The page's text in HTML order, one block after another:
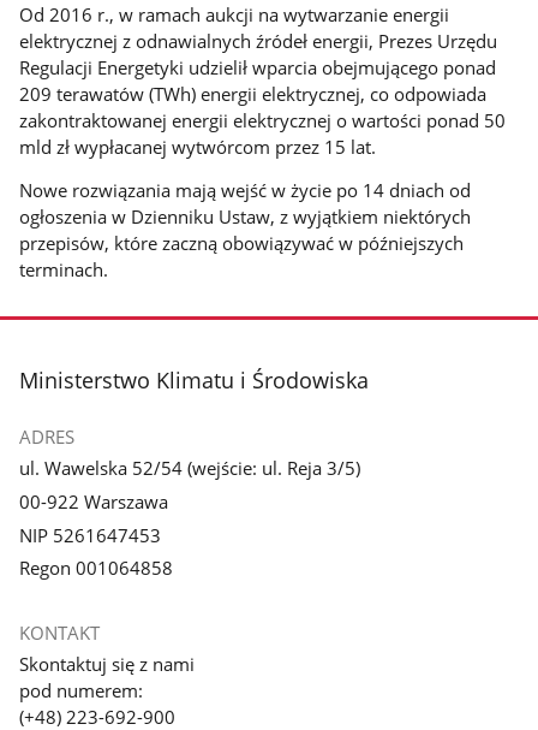
Od 2016 r., w ramach aukcji na wytwarzanie energii
elektrycznej z odnawialnych źródeł energii, Prezes Urzędu
Regulacji Energetyki udzielił wparcia obejmującego ponad
209 terawatów (TWh) energii elektrycznej, co odpowiada
zakontraktowanej energii elektrycznej o wartości ponad 50
mld zł wypłacanej wytwórcom przez 15 lat.
Nowe rozwiązania mają wejść w życie po 14 dniach od
ogłoszenia w Dzienniku Ustaw, z wyjątkiem niektórych
przepisów, które zaczną obowiązywać w późniejszych
terminach.
stopka
Ministerstwo Klimatu i Środowiska
ADRES
ul. Wawelska 52/54 (wejście: ul. Reja 3/5)
00-922 Warszawa
NIP 5261647453
Regon 001064858
KONTAKT
Skontaktuj się z nami
pod numerem:
(+48) 223-692-900